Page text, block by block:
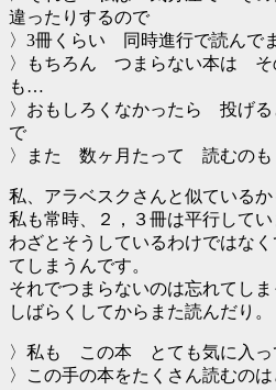
違ったりするので
〉3冊くらい 同時進行で読んで
〉もちろん つまらない本は そ
も…
〉おもしろくなかったら 投げ
で
〉また 数ヶ月たって 読むの
私、アラベスクさんと似ているか
私も常時、２，３冊は平行してい
わざとそうしているわけではな
てしまうんです。
それでつまらないのは忘れてしま
しばらくしてからまた読んだり。
〉私も この本 とても気に入っ
〉この手の本をたくさん読むのは